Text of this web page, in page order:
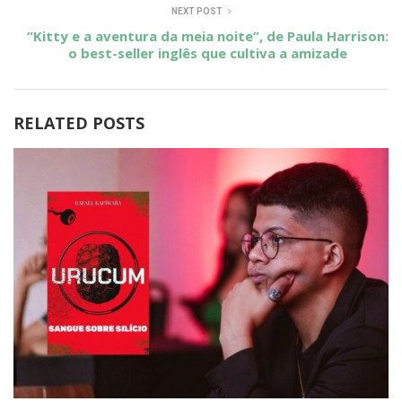
NEXT POST
“Kitty e a aventura da meia noite”, de Paula Harrison:
o best-seller inglês que cultiva a amizade
RELATED POSTS